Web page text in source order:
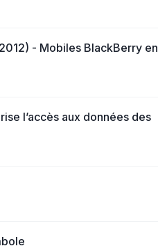
- Mobiles BlackBerry en
l’accès aux données des